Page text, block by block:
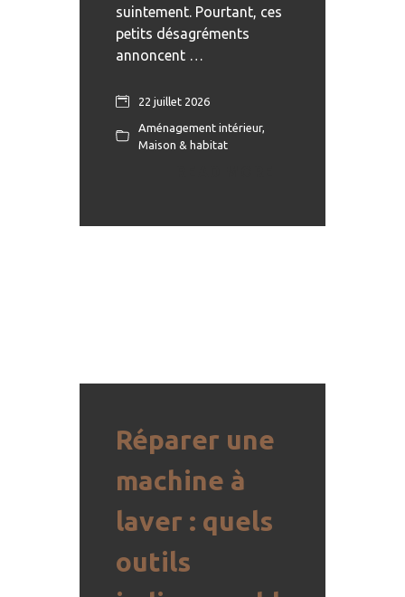
suintement. Pourtant, ces
petits désagréments
annoncent …
22 juillet 2026
Aménagement intérieur,
Maison & habitat
Réparer une
machine à
laver : quels
outils